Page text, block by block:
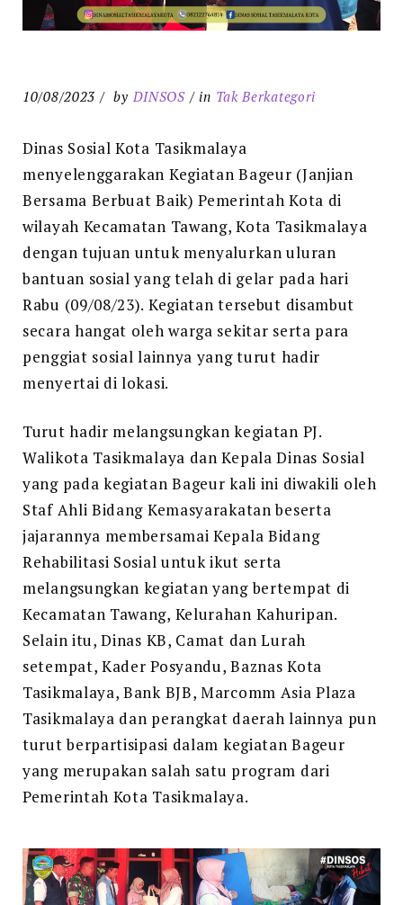
10/08/2023 by DINSOS in Tak Berkategori
Dinas Sosial Kota Tasikmalaya
menyelenggarakan Kegiatan Bageur (Janjian
Bersama Berbuat Baik) Pemerintah Kota di
wilayah Kecamatan Tawang, Kota Tasikmalaya
dengan tujuan untuk menyalurkan uluran
bantuan sosial yang telah di gelar pada hari
Rabu (09/08/23). Kegiatan tersebut disambut
secara hangat oleh warga sekitar serta para
penggiat sosial lainnya yang turut hadir
menyertai di lokasi.
Turut hadir melangsungkan kegiatan PJ.
Walikota Tasikmalaya dan Kepala Dinas Sosial
yang pada kegiatan Bageur kali ini diwakili oleh
Staf Ahli Bidang Kemasyarakatan beserta
jajarannya membersamai Kepala Bidang
Rehabilitasi Sosial untuk ikut serta
melangsungkan kegiatan yang bertempat di
Kecamatan Tawang, Kelurahan Kahuripan.
Selain itu, Dinas KB, Camat dan Lurah
setempat, Kader Posyandu, Baznas Kota
Tasikmalaya, Bank BJB, Marcomm Asia Plaza
Tasikmalaya dan perangkat daerah lainnya pun
turut berpartisipasi dalam kegiatan Bageur
yang merupakan salah satu program dari
Pemerintah Kota Tasikmalaya.